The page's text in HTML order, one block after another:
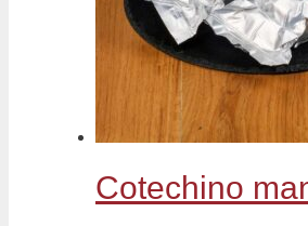
Cotechino